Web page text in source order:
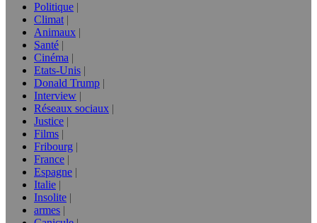
Politique
Climat
Animaux
Santé
Cinéma
Etats-Unis
Donald Trump
Interview
Réseaux sociaux
Justice
Films
Fribourg
France
Espagne
Italie
Insolite
armes